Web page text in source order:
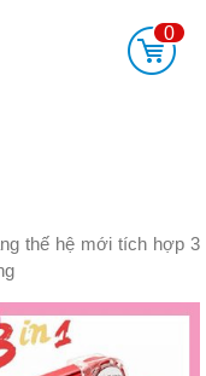
0
thế hệ mới tích hợp 3